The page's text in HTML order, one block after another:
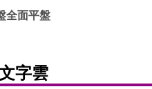
全面平盤
字雲